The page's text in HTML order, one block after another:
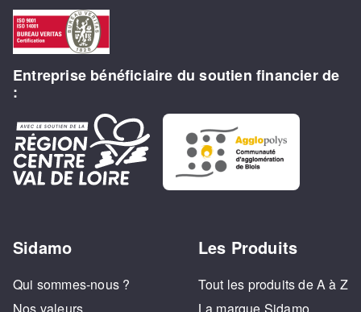
Entreprise bénéficiaire du soutien financier de
:
Sidamo
Qui sommes-nous ?
Les Produits
Tout les produits de A à Z